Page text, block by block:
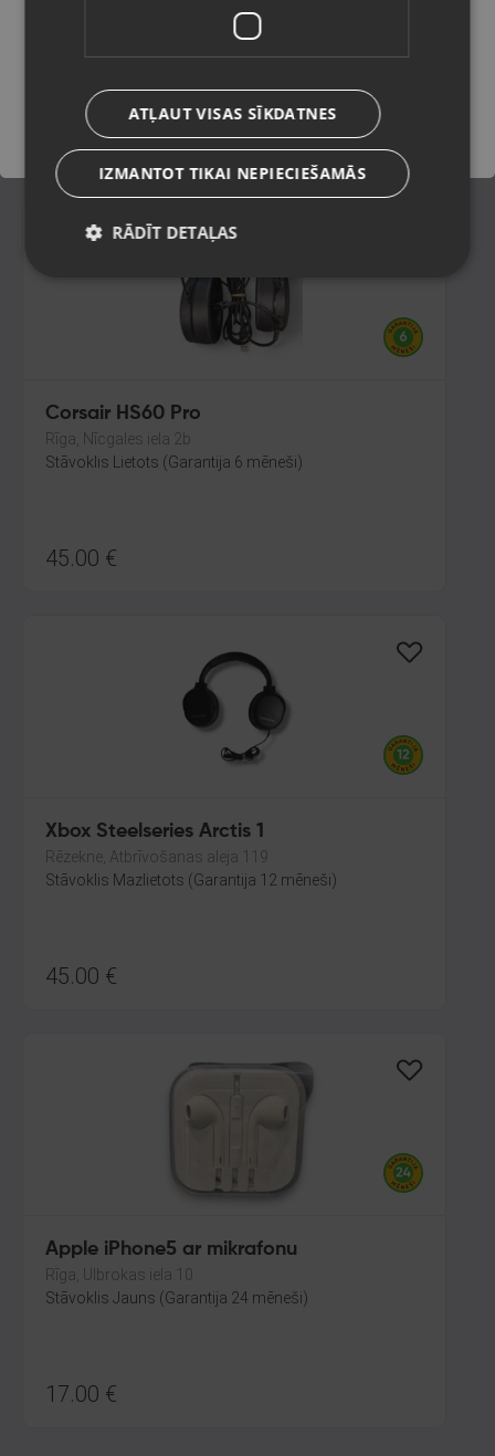
Stāvoklis Jauns (Garantija 24 mēneši)
14.00€
Corsair HS60 Pro
Rīga, Nīcgales iela 2b
Stāvoklis Lietots (Garantija 6 mēneši)
45.00 €
Xbox Steelseries Arctis 1
Rēzekne, Atbrīvošanas aleja 119
Stāvoklis Mazlietots (Garantija 12 mēneši)
45.00 €
Apple iPhone5 ar mikrafonu
Rīga, Ulbrokas iela 10
Stāvoklis Jauns (Garantija 24 mēneši)
17.00 €
Saglabāt
ATĻAUT VISAS SĪKDATNES
IZMANTOT TIKAI NEPIECIEŠAMĀS
RĀDĪT DETAĻAS